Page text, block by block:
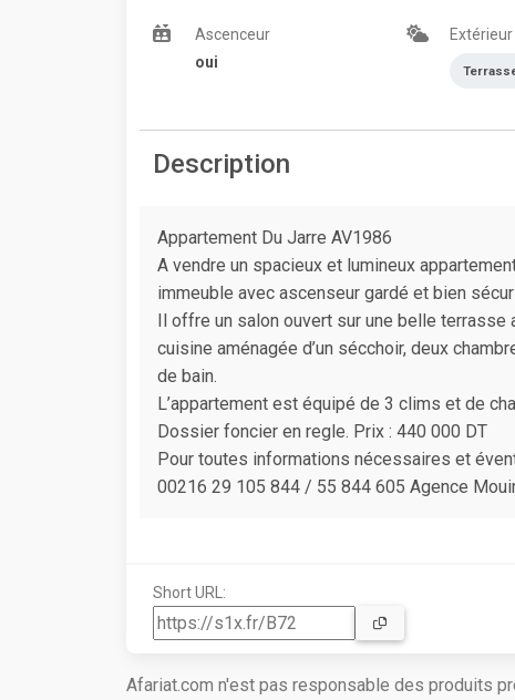
Ascenceur
oui
Extérieur
Description
Appartement Du Jarre AV1986
A vendre un spacieux et lumineux
immeuble avec ascenseur gardé et bien
Il offre un salon ouvert sur une belle
cuisine aménagée d’un sécchoir, deux
de bain.
L’appartement est équipé de 3 clims et de
Dossier foncier en regle. Prix : 440 000 DT
Pour toutes informations nécessaires et
00216 29 105 844 / 55 844 605 Agence
Short URL:
Afariat.com n'est pas responsable des produits